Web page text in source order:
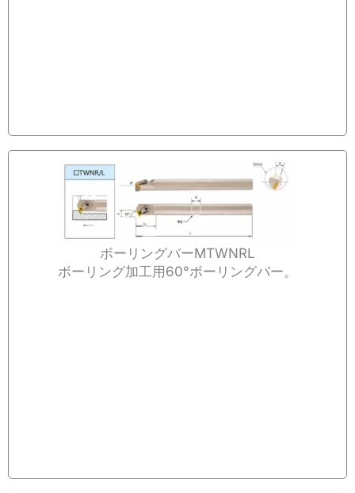
ボーリングバーMTWNRL
ボーリング加工用60°ボーリングバー。